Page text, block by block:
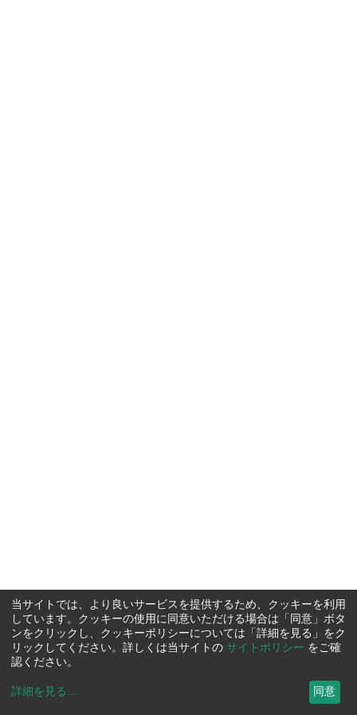
当サイトでは、より良いサービスを提供するため、クッキーを利用
しています。クッキーの使用に同意いただける場合は「同意」ボタ
ンをクリックし、クッキーポリシーについては「詳細を見る」をク
リックしてください。詳しくは当サイトの サイトポリシー をご確
認ください。
詳細を見る ... 同意